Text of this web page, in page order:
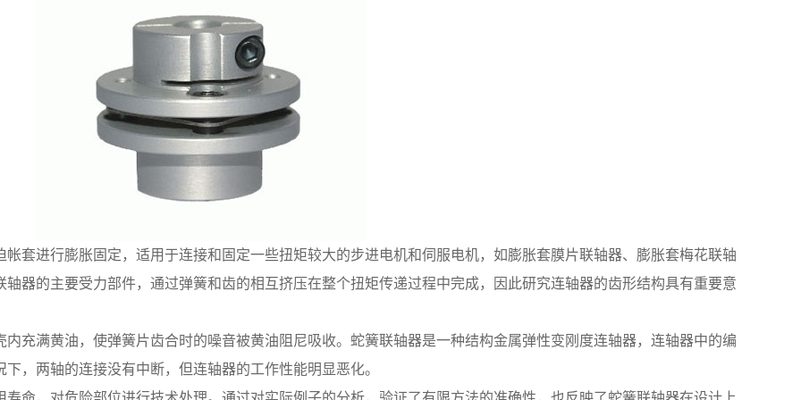
套进行膨胀固定，适用于连接和固定一些扭矩较大的步进电机和伺服电机，如膨胀套膜片联轴器、膨胀套梅花联轴
器的主要受力部件，通过弹簧和齿的相互挤压在整个扭矩传递过程中完成，因此研究连轴器的齿形结构具有重要意
充满黄油，使弹簧片齿合时的噪音被黄油阻尼吸收。蛇簧联轴器是一种结构金属弹性变刚度连轴器，连轴器中的编
，两轴的连接没有中断，但连轴器的工作性能明显恶化。